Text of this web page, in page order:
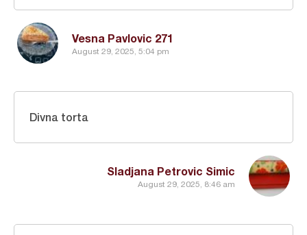
Vesna Pavlovic 271
August 29, 2025, 5:04 pm
Sladjana Petrovic Simic
August 29, 2025, 8:46 am
Divna torta